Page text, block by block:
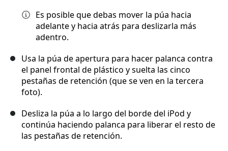
Es posible que debas mover la púa hacia
adelante y hacia atrás para deslizarla más
adentro.
Usa la púa de apertura para hacer palanca contra
el panel frontal de plástico y suelta las cinco
pestañas de retención (que se ven en la tercera
foto).
Desliza la púa a lo largo del borde del iPod y
continúa haciendo palanca para liberar el resto de
las pestañas de retención.